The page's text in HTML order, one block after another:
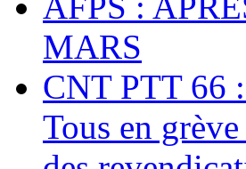
MARS
CNT PTT 66
Tous en